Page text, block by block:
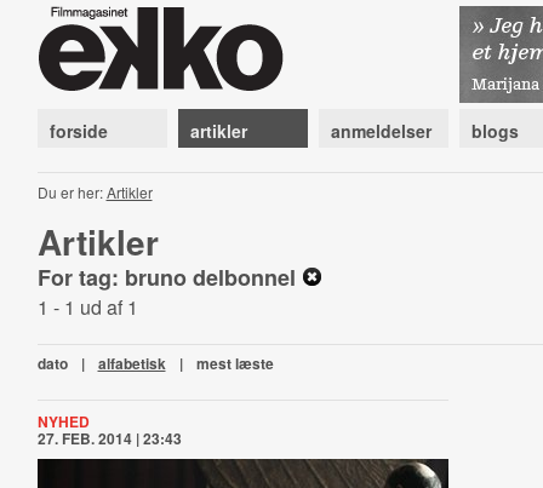
forside artikler anmeldelser blogs
Du er her:Artikler
Artikler
For tag: bruno delbonnel
1 - 1 ud af 1
dato | alfabetisk | mest læste
NYHED
27. FEB. 2014 | 23:43